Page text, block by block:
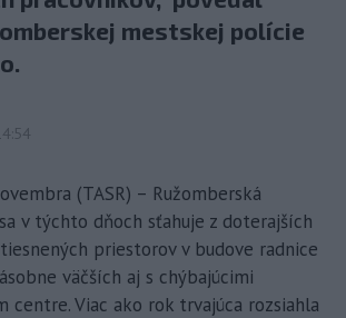
mestskej polície
(TASR) – Ružomberská
v týchto dňoch sťahuje z doterajších
priestorov v budove radnice
väčších aj s chýbajúcimi
centre. Viac ako rok trvajúca rozsiahla